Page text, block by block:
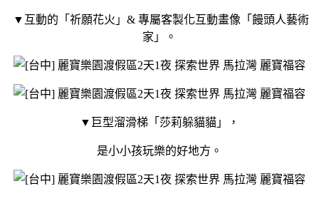
▼互動的「祈願花火」& 專屬客製化互動畫像「饅頭人藝術
家」。
▼巨型溜滑梯「莎莉躲貓貓」，
是小小孩玩樂的好地方。